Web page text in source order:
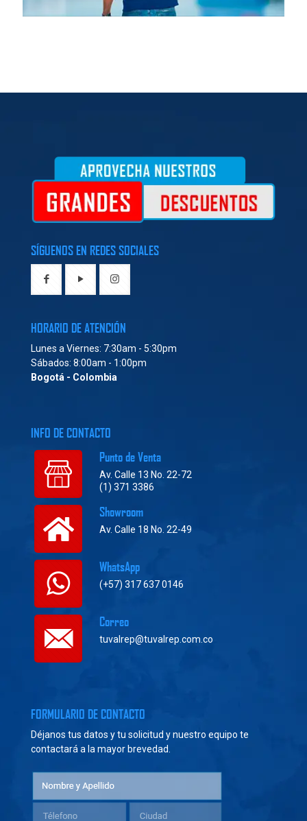
SÍGUENOS EN REDES SOCIALES
HORARIO DE ATENCIÓN
Lunes a Viernes: 7:30am - 5:30pm
Sábados: 8:00am - 1:00pm
Bogotá - Colombia
INFO DE CONTACTO
Punto de Venta
Av. Calle 13 No. 22-72
(1) 371 3386
Showroom
Av. Calle 18 No. 22-49
WhatsApp
(+57) 317 637 0146
Correo
tuvalrep@tuvalrep.com.co
FORMULARIO DE CONTACTO
Déjanos tus datos y tu solicitud y nuestro equipo te
contactará a la mayor brevedad.